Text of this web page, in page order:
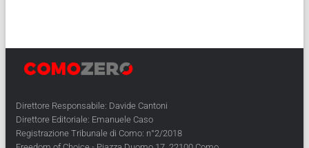
Direttore Responsabile: Davide Cantoni
Direttore Editoriale: Emanuele Caso
Registrazione Tribunale di Como: n°2/2018